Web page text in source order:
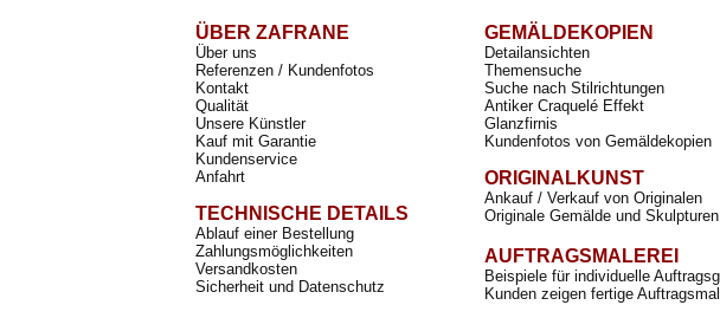
ÜBER ZAFRANE
Über uns
Referenzen / Kundenfotos
Kontakt
Qualität
Unsere Künstler
Kauf mit Garantie
Kundenservice
Anfahrt
TECHNISCHE DETAILS
Ablauf einer Bestellung
Zahlungsmöglichkeiten
Versandkosten
Sicherheit und Datenschutz
GEMÄLDEKOPIEN
Detailansichten
Themensuche
Suche nach Stilrichtungen
Antiker Craquelé Effekt
Glanzfirnis
Kundenfotos von Gemäldekopien
ORIGINALKUNST
Ankauf / Verkauf von Originalen
Originale Gemälde und
AUFTRAGSMALEREI
Beispiele für individuelle
Kunden zeigen fertige